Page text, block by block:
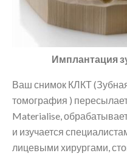
Имплантация
Ваш снимок КЛКТ
томография )
Materialise,
и изучается
лицевыми хирургами,